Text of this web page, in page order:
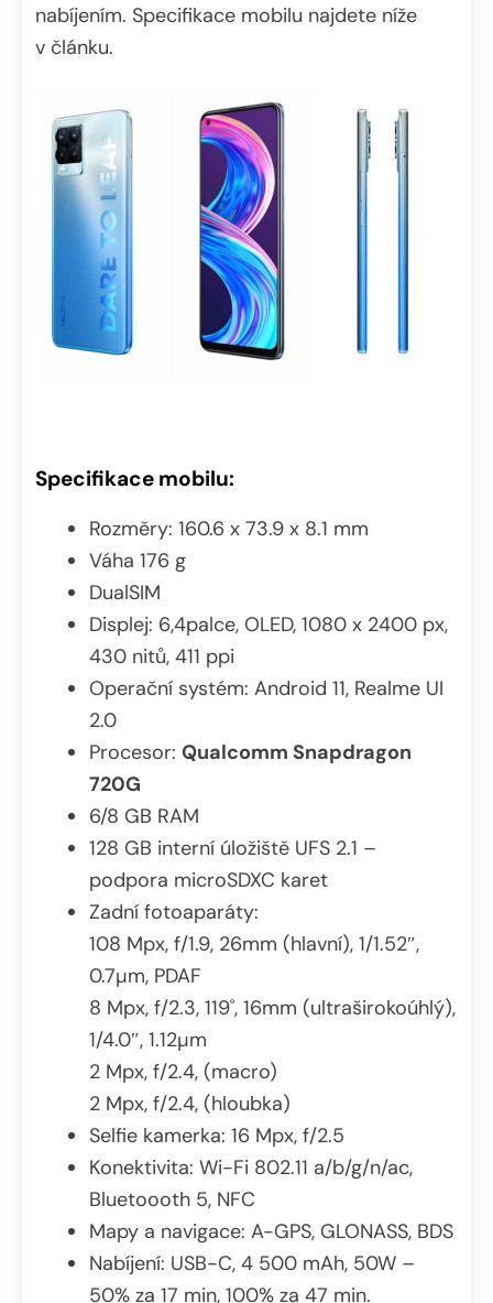
nabíjením. Specifikace mobilu najdete níže
v článku.
Specifikace mobilu:
Rozměry: 160.6 x 73.9 x 8.1 mm
Váha 176 g
DualSIM
Displej: 6,4palce, OLED, 1080 x 2400 px,
430 nitů, 411 ppi
Operační systém: Android 11, Realme UI
2.0
Procesor: Qualcomm Snapdragon
720G
6/8 GB RAM
128 GB interní úložiště UFS 2.1 –
podpora microSDXC karet
Zadní fotoaparáty:
108 Mpx, f/1.9, 26mm (hlavní), 1/1.52″,
0.7µm, PDAF
8 Mpx, f/2.3, 119˚, 16mm (ultraširokoúhlý),
1/4.0″, 1.12µm
2 Mpx, f/2.4, (macro)
2 Mpx, f/2.4, (hloubka)
Selfie kamerka: 16 Mpx, f/2.5
Konektivita: Wi-Fi 802.11 a/b/g/n/ac,
Bluetoooth 5, NFC
Mapy a navigace: A-GPS, GLONASS, BDS
Nabíjení: USB-C, 4 500 mAh, 50W –
50% za 17 min, 100% za 47 min.